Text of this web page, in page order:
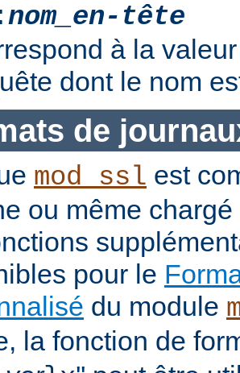
nom_en-tête
à la
dont le nom
de
mod_ssl est
ou même
pour le
du module
la fonction de